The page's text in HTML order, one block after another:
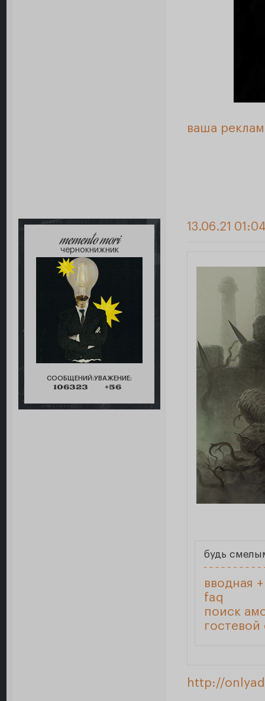
ваша
memento mori
чернокнижник
СООБЩЕНИЙ:
106323
УВАЖЕНИЕ:
+56
13.06.21
будь
вводная
faq
поиск
гостевой
http://